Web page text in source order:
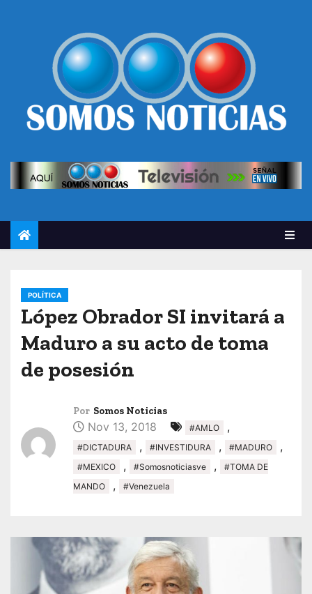
POLÍTICA
López Obrador SI invitará a
Maduro a su acto de toma
de posesión
Por Somos Noticias
Nov 13, 2018 #AMLO ,
#DICTADURA , #INVESTIDURA , #MADURO ,
#MEXICO , #Somosnoticiasve ,
#TOMA DE
MANDO
, #Venezuela